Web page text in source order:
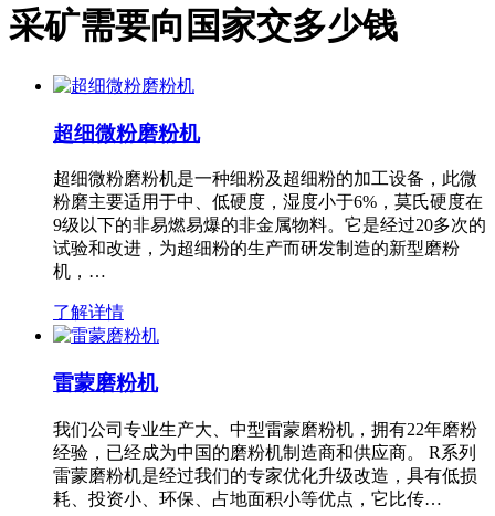
采矿需要向国家交多少钱
超细微粉磨粉机
超细微粉磨粉机是一种细粉及超细粉的加工设备，此微
粉磨主要适用于中、低硬度，湿度小于6%，莫氏硬度在
9级以下的非易燃易爆的非金属物料。它是经过20多次的
试验和改进，为超细粉的生产而研发制造的新型磨粉
机，…
了解详情
雷蒙磨粉机
我们公司专业生产大、中型雷蒙磨粉机，拥有22年磨粉
经验，已经成为中国的磨粉机制造商和供应商。 R系列
雷蒙磨粉机是经过我们的专家优化升级改造，具有低损
耗、投资小、环保、占地面积小等优点，它比传…